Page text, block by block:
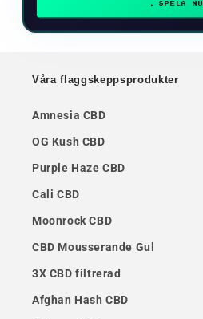
SPELA NU
Våra flaggskeppsprodukter
Amnesia CBD
OG Kush CBD
Purple Haze CBD
Cali CBD
Moonrock CBD
CBD Mousserande Gul
3X CBD filtrerad
Afghan Hash CBD